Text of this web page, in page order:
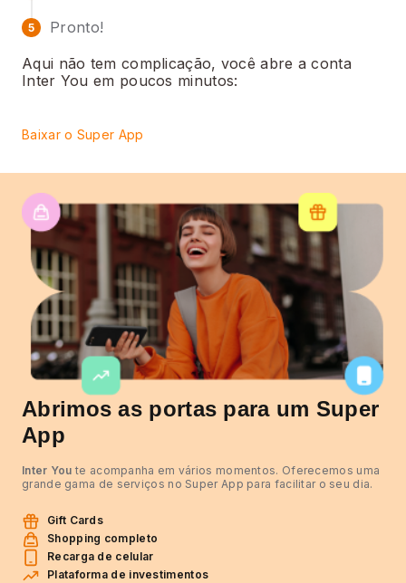
5
Pronto!
Aqui não tem complicação, você abre a conta
Inter You em poucos minutos:
Baixar o Super App
Abrimos as portas para um Super
App
Inter You te acompanha em vários momentos. Oferecemos uma
grande gama de serviços no Super App para facilitar o seu dia.
Gift Cards
Shopping completo
Recarga de celular
Plataforma de investimentos